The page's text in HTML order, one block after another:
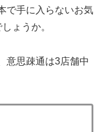
で手に入らないお気
ょうか。
意思疎通は3店舗中